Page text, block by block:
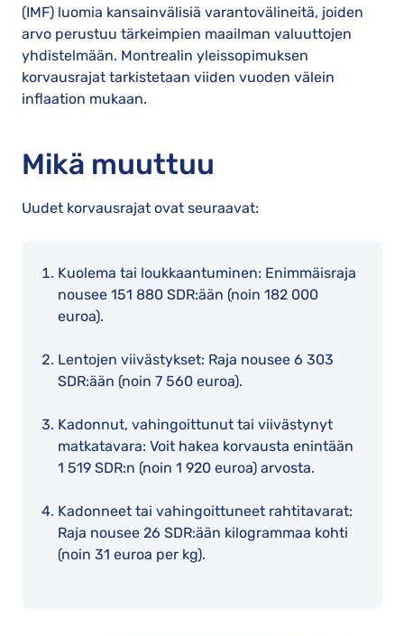
(IMF) luomia kansainvälisiä varantovälineitä, joiden
arvo perustuu tärkeimpien maailman valuuttojen
yhdistelmään. Montrealin yleissopimuksen
korvausrajat tarkistetaan viiden vuoden välein
inflaation mukaan.
Mikä muuttuu
Uudet korvausrajat ovat seuraavat:
Kuolema tai loukkaantuminen: Enimmäisraja
nousee 151 880 SDR:ään (noin 182 000
euroa).
Lentojen viivästykset: Raja nousee 6 303
SDR:ään (noin 7 560 euroa).
Kadonnut, vahingoittunut tai viivästynyt
matkatavara: Voit hakea korvausta enintään
1 519 SDR:n (noin 1 920 euroa) arvosta.
Kadonneet tai vahingoittuneet rahtitavarat:
Raja nousee 26 SDR:ään kilogrammaa kohti
(noin 31 euroa per kg).